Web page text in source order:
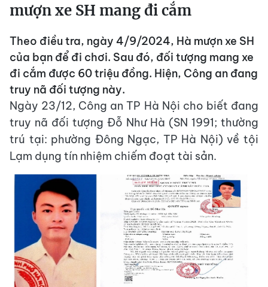
mượn xe SH mang đi cắm
Theo điều tra, ngày 4/9/2024, Hà mượn xe SH
của bạn để đi chơi. Sau đó, đối tượng mang xe
đi cắm được 60 triệu đồng. Hiện, Công an đang
truy nã đối tượng này.
Ngày 23/12, Công an TP Hà Nội cho biết đang
truy nã đối tượng Đỗ Như Hà (SN 1991; thường
trú tại: phường Đông Ngạc, TP Hà Nội) về tội
Lạm dụng tín nhiệm chiếm đoạt tài sản.